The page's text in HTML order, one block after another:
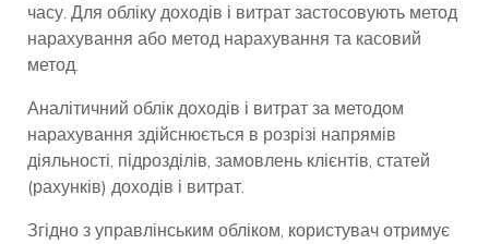
часу. Для обліку доходів і витрат застосовують метод
нарахування або метод нарахування та касовий
метод.
Аналітичний облік доходів і витрат за методом
нарахування здійснюється в розрізі напрямів
діяльності, підрозділів, замовлень клієнтів, статей
(рахунків) доходів і витрат.
Згідно з управлінським обліком, користувач отримує